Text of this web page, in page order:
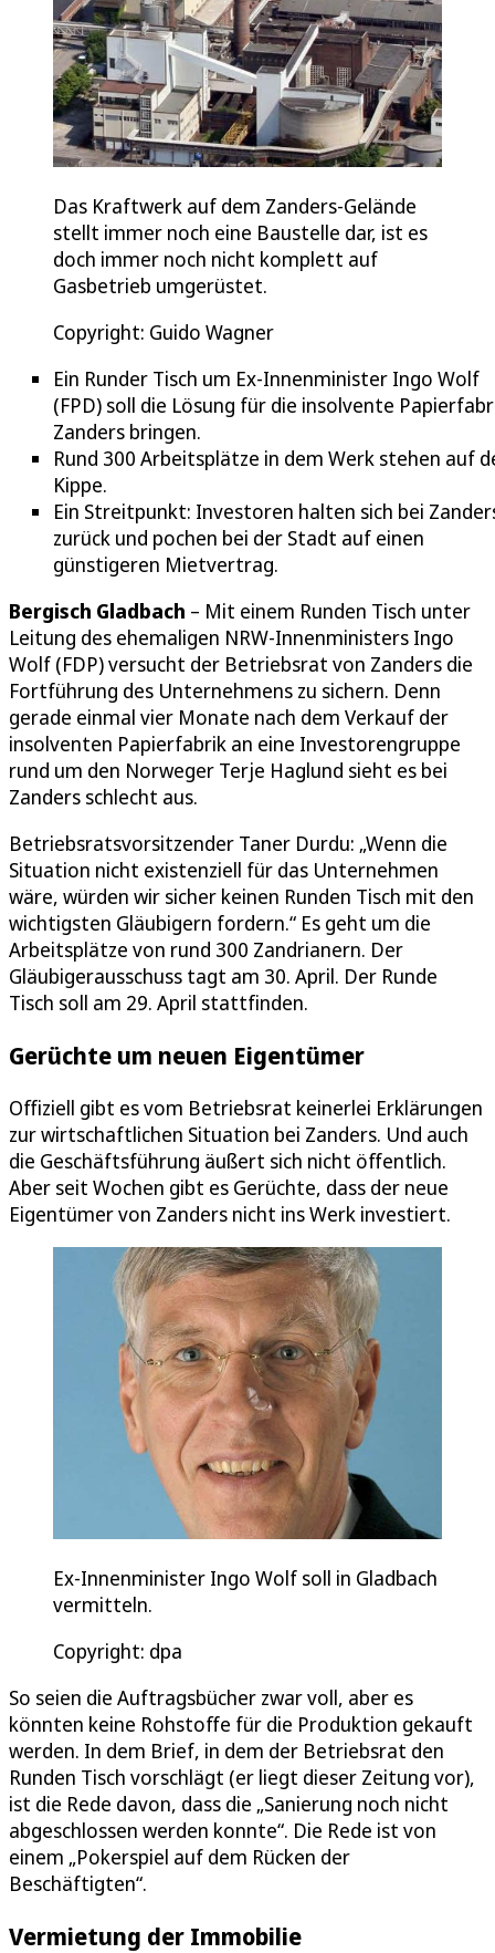
Das Kraftwerk auf dem Zanders-Gelände
stellt immer noch eine Baustelle dar, ist es
doch immer noch nicht komplett auf
Gasbetrieb umgerüstet.
Copyright: Guido Wagner
Ein Runder Tisch um Ex-Innenminister Ingo Wolf
(FPD) soll die Lösung für die insolvente
Zanders bringen.
Rund 300 Arbeitsplätze in dem Werk stehen auf
Kippe.
Ein Streitpunkt: Investoren halten sich bei
zurück und pochen bei der Stadt auf einen
günstigeren Mietvertrag.
Bergisch Gladbach – Mit einem Runden Tisch unter
Leitung des ehemaligen NRW-Innenministers Ingo
Wolf (FDP) versucht der Betriebsrat von Zanders die
Fortführung des Unternehmens zu sichern. Denn
gerade einmal vier Monate nach dem Verkauf der
insolventen Papierfabrik an eine Investorengruppe
rund um den Norweger Terje Haglund sieht es bei
Zanders schlecht aus.
Betriebsratsvorsitzender Taner Durdu: „Wenn die
Situation nicht existenziell für das Unternehmen
wäre, würden wir sicher keinen Runden Tisch mit den
wichtigsten Gläubigern fordern.“ Es geht um die
Arbeitsplätze von rund 300 Zandrianern. Der
Gläubigerausschuss tagt am 30. April. Der Runde
Tisch soll am 29. April stattfinden.
Gerüchte um neuen Eigentümer
Offiziell gibt es vom Betriebsrat keinerlei Erklärungen
zur wirtschaftlichen Situation bei Zanders. Und auch
die Geschäftsführung äußert sich nicht öffentlich.
Aber seit Wochen gibt es Gerüchte, dass der neue
Eigentümer von Zanders nicht ins Werk investiert.
Ex-Innenminister Ingo Wolf soll in Gladbach
vermitteln.
Copyright: dpa
So seien die Auftragsbücher zwar voll, aber es
könnten keine Rohstoffe für die Produktion gekauft
werden. In dem Brief, in dem der Betriebsrat den
Runden Tisch vorschlägt (er liegt dieser Zeitung vor),
ist die Rede davon, dass die „Sanierung noch nicht
abgeschlossen werden konnte“. Die Rede ist von
einem „Pokerspiel auf dem Rücken der
Beschäftigten“.
Vermietung der Immobilie